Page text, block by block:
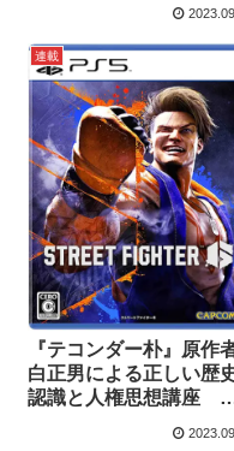
連載
『テコンダー朴』原作
白正男による正しい歴
認識と人権思想講座 第
回プロゲーマー･マゴの